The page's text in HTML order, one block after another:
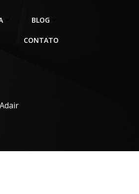
BLOG
CONTATO